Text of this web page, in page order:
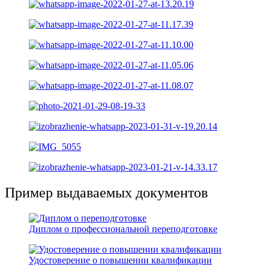
Пример выдаваемых документов
Диплом о профессиональной переподготовке
Удостоверение о повышении квалификации